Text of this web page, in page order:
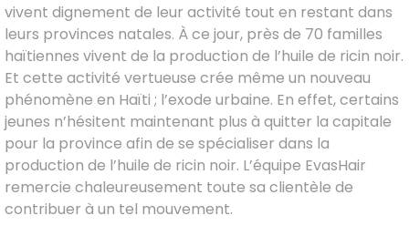
vivent dignement de leur activité tout en restant dans
leurs provinces natales. À ce jour, près de 70 familles
haïtiennes vivent de la production de l’huile de ricin noir.
Et cette activité vertueuse crée même un nouveau
phénomène en Haïti ; l’exode urbaine. En effet, certains
jeunes n’hésitent maintenant plus à quitter la capitale
pour la province afin de se spécialiser dans la
production de l’huile de ricin noir. L’équipe EvasHair
remercie chaleureusement toute sa clientèle de
contribuer à un tel mouvement.